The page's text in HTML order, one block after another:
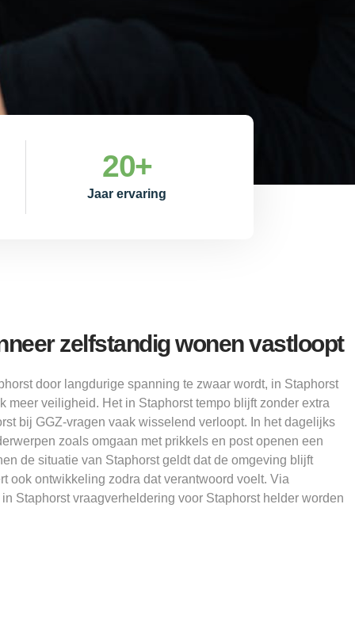
Jaar ervaring
20+
zelfstandig wonen vastloopt
door langdurige spanning te zwaar wordt, in Staphorst
meer veiligheid. Het in Staphorst tempo blijft zonder extra
bij GGZ-vragen vaak wisselend verloopt. In het dagelijks
zoals omgaan met prikkels en post openen een
de situatie van Staphorst geldt dat de omgeving blijft
ook ontwikkeling zodra dat verantwoord voelt. Via
Staphorst vraagverheldering voor Staphorst helder worden